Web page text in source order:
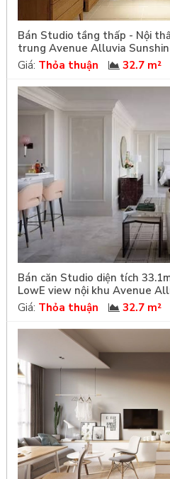
Bán Studio tầng thấp - Nội
trung Avenue Alluvia
Giá: Thỏa thuận 32.7 m²
Bán căn Studio diện tích
LowE view nội khu Avenue
Giá: Thỏa thuận 32.7 m²